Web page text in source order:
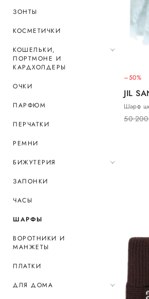
ЗОНТЫ
КОСМЕТИЧКИ
КОШЕЛЬКИ,
ПОРТМОНЕ И
КАРДХОЛДЕРЫ
ОЧКИ
ПАРФЮМ
ПЕРЧАТКИ
РЕМНИ
БИЖУТЕРИЯ
ЗАПОНКИ
ЧАСЫ
ШАРФЫ
ВОРОТНИКИ И
МАНЖЕТЫ
ПЛАТКИ
ДЛЯ ДОМА
–50%
JIL
Шарф
50